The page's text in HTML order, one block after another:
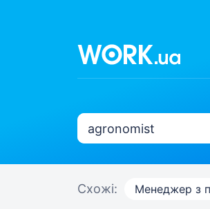
Схожі: Менеджер з